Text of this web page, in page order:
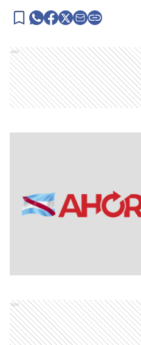
Ads
Ads